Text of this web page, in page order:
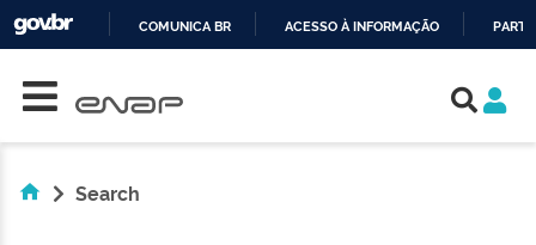
COMUNICA BR ACESSO À INFORMAÇÃO
Search